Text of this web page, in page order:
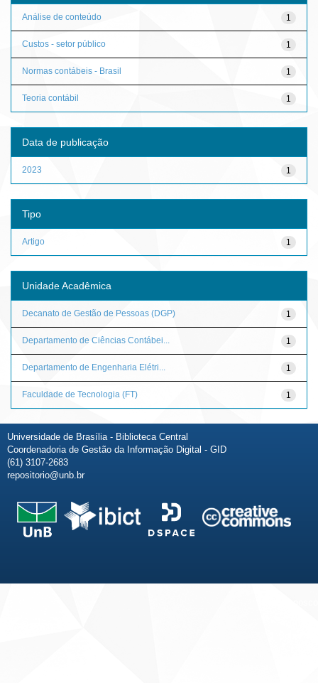
1
Análise de conteúdo
1
Custos - setor público
1
Normas contábeis - Brasil
1
Teoria contábil
Data de publicação
1
2023
Tipo
1
Artigo
Unidade Acadêmica
1
Decanato de Gestão de Pessoas (DGP)
1
Departamento de Ciências Contábei...
1
Departamento de Engenharia Elétri...
1
Faculdade de Tecnologia (FT)
Universidade de Brasília - Biblioteca Central
Coordenadoria de Gestão da Informação Digital - GID
(61) 3107-2683
repositorio@unb.br